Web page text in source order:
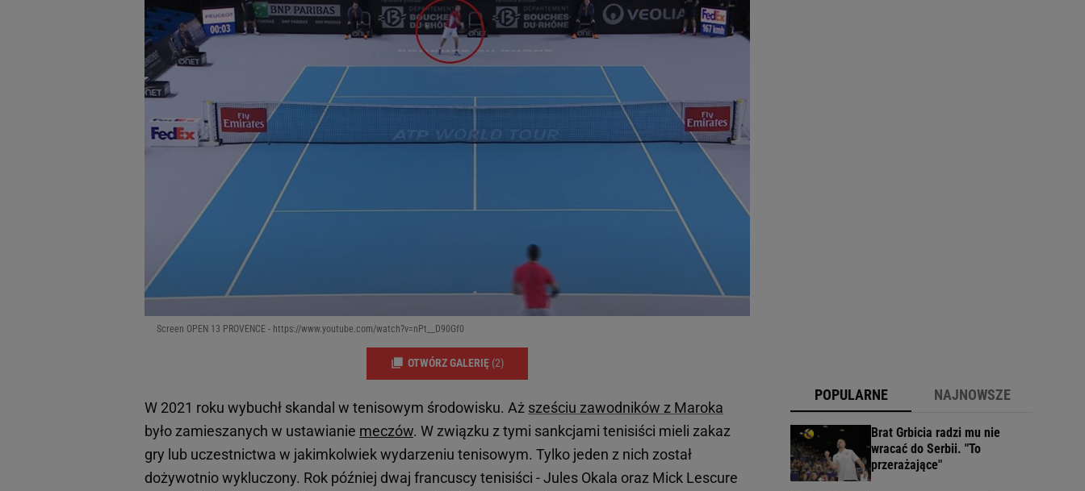
Screen OPEN 13 PROVENCE - https://www.youtube.com/watch?v=nPt__D90Gf0
OTWÓRZ GALERIĘ (2)
W 2021 roku wybuchł skandal w tenisowym środowisku. Aż sześciu zawodników z Maroka
było zamieszanych w ustawianie meczów. W związku z tymi sankcjami tenisiści mieli zakaz
gry lub uczestnictwa w jakimkolwiek wydarzeniu tenisowym. Tylko jeden z nich został
dożywotnio wykluczony. Rok później dwaj francuscy tenisiści - Jules Okala oraz Mick Lescure
POPULARNE NAJNOWSZE
Brat Grbicia radzi mu nie
wracać do Serbii. "To
przerażające"